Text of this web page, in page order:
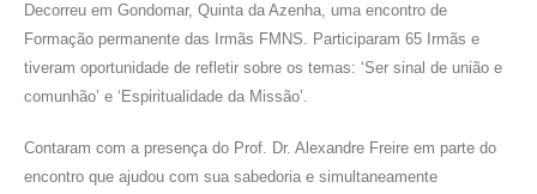
Decorreu em Gondomar, Quinta da Azenha, uma encontro de
Formação permanente das Irmãs FMNS. Participaram 65 Irmãs e
tiveram oportunidade de refletir sobre os temas: ‘Ser sinal de união e
comunhão’ e ‘Espiritualidade da Missão’.
Contaram com a presença do Prof. Dr. Alexandre Freire em parte do
encontro que ajudou com sua sabedoria e simultaneamente